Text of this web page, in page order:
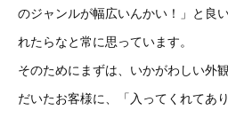
のジャンルが幅広いんかい！」と良
れたらなと常に思っています。
そのためにまずは、いかがわしい外
だいたお客様に、「入ってくれてあ